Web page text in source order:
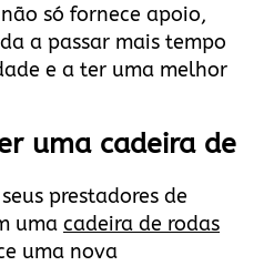
só fornece apoio,
a passar mais tempo
e a ter uma melhor
uma cadeira de
prestadores de
uma cadeira de rodas
uma nova